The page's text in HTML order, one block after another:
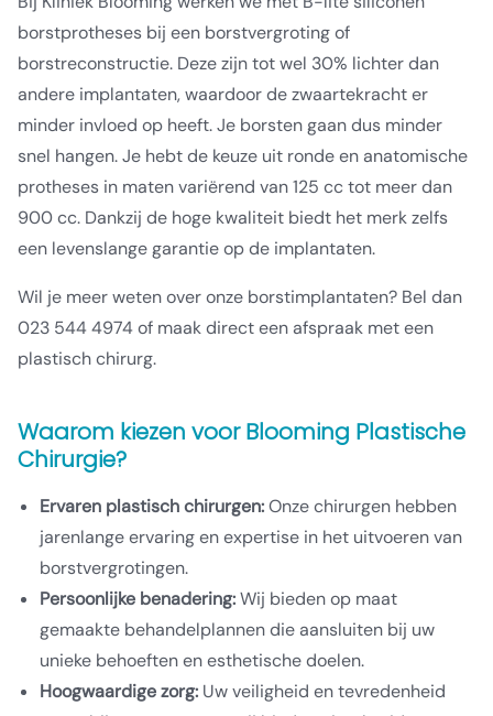
borstprotheses bij een borstvergroting of
borstreconstructie. Deze zijn tot wel 30% lichter dan
andere implantaten, waardoor de zwaartekracht er
minder invloed op heeft. Je borsten gaan dus minder
snel hangen. Je hebt de keuze uit ronde en anatomische
protheses in maten variërend van 125 cc tot meer dan
900 cc. Dankzij de hoge kwaliteit biedt het merk zelfs
een levenslange garantie op de implantaten.
Wil je meer weten over onze borstimplantaten? Bel dan
023 544 4974 of maak direct een afspraak met een
plastisch chirurg.
Waarom kiezen voor Blooming Plastische
Chirurgie?
Ervaren plastisch chirurgen:Onze chirurgen hebben
jarenlange ervaring en expertise in het uitvoeren van
borstvergrotingen.
Persoonlijke benadering:Wij bieden op maat
gemaakte behandelplannen die aansluiten bij uw
unieke behoeften en esthetische doelen.
Hoogwaardige zorg: Uw veiligheid en tevredenheid